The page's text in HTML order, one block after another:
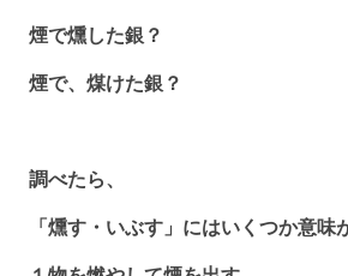
煙で燻した銀？
煙で、煤けた銀？
調べたら、
「燻す・いぶす」にはいくつか意味